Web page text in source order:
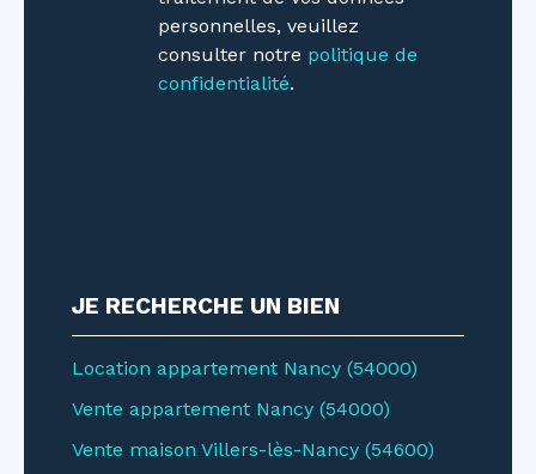
personnelles, veuillez
consulter notre politique de
confidentialité.
JE RECHERCHE UN BIEN
Location appartement Nancy (54000)
Vente appartement Nancy (54000)
Vente maison Villers-lès-Nancy (54600)